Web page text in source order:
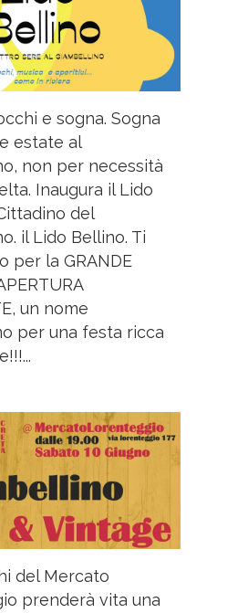
e sogna. Sogna
estate al
non per necessità
Inaugura il Lido
del
il Lido Bellino. Ti
per la GRANDE
un nome
per una festa ricca
del Mercato
prenderà vita una